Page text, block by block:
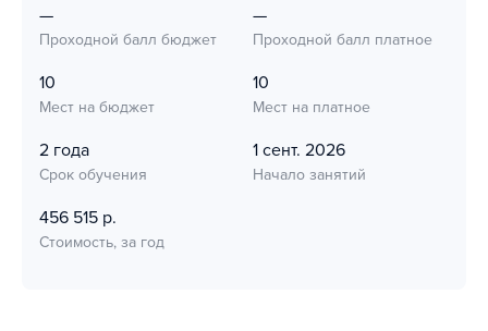
—
Проходной балл бюджет
—
Проходной балл платное
10
Мест на бюджет
10
Мест на платное
2 года
Срок обучения
1 сент. 2026
Начало занятий
456 515 р.
Стоимость, за год